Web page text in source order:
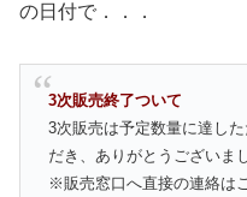
の日付で．．．
3次販売終了ついて
3次販売は予定数量に達し
だき、ありがとうございま
※販売窓口へ直接の連絡は